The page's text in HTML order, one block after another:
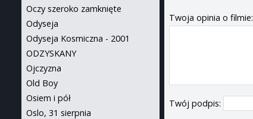
Twoja opinia o filmie:
Twój podpis:
Oczy szeroko zamknięte
Odyseja
Odyseja Kosmiczna - 2001
ODZYSKANY
Ojczyzna
Old Boy
Osiem i pół
Oslo, 31 sierpnia